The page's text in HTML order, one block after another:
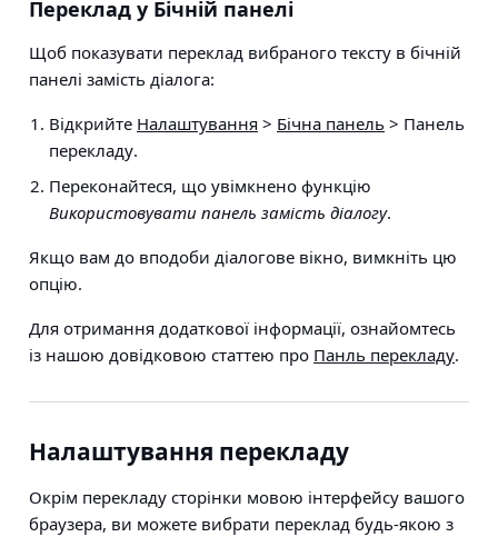
Переклад у Бічній панелі
Щоб показувати переклад вибраного тексту в бічній
панелі замість діалога:
Відкрийте Налаштування > Бічна панель > Панель
перекладу.
Переконайтеся, що увімкнено функцію
Використовувати панель замість діалогу.
Якщо вам до вподоби діалогове вікно, вимкніть цю
опцію.
Для отримання додаткової інформації, ознайомтесь
із нашою довідковою статтею про Панль перекладу.
Налаштування перекладу
Окрім перекладу сторінки мовою інтерфейсу вашого
браузера, ви можете вибрати переклад будь-якою з